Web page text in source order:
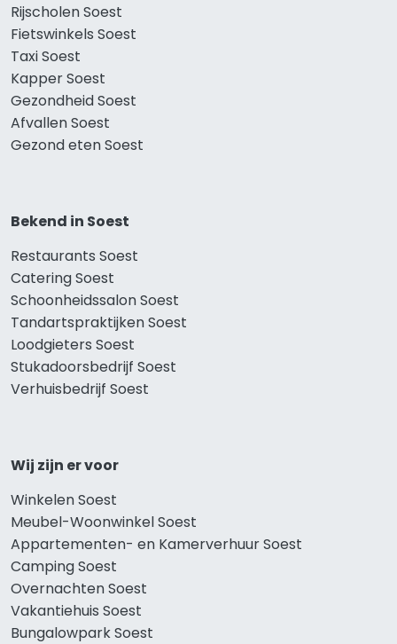
Rijscholen Soest
Fietswinkels Soest
Taxi Soest
Kapper Soest
Gezondheid Soest
Afvallen Soest
Gezond eten Soest
Bekend in Soest
Restaurants Soest
Catering Soest
Schoonheidssalon Soest
Tandartspraktijken Soest
Loodgieters Soest
Stukadoorsbedrijf Soest
Verhuisbedrijf Soest
Wij zijn er voor
Winkelen Soest
Meubel-Woonwinkel Soest
Appartementen- en Kamerverhuur Soest
Camping Soest
Overnachten Soest
Vakantiehuis Soest
Bungalowpark Soest